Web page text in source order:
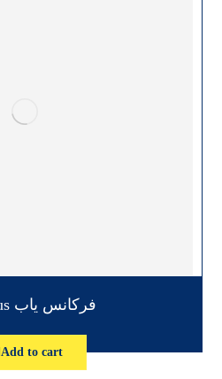
فرکانس یاب K68 plus
Add to cart